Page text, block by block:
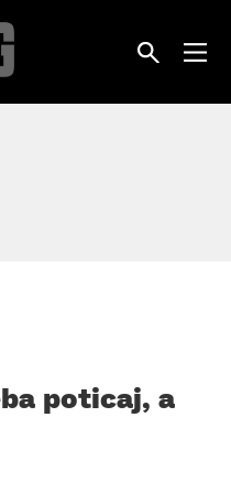
poticaj, a